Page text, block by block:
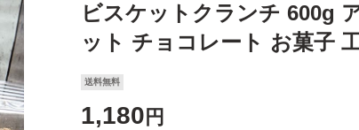
ビスケットクランチ 600g
ット チョコレート お菓子
送料無料
1,180 円